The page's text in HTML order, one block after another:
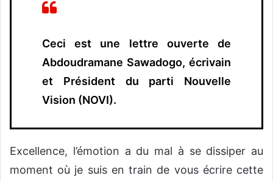
Ceci est une lettre ouverte de
Abdoudramane Sawadogo, écrivain
et Président du parti Nouvelle
Vision (NOVI).
Excellence, l’émotion a du mal à se dissiper au
moment où je suis en train de vous écrire cette